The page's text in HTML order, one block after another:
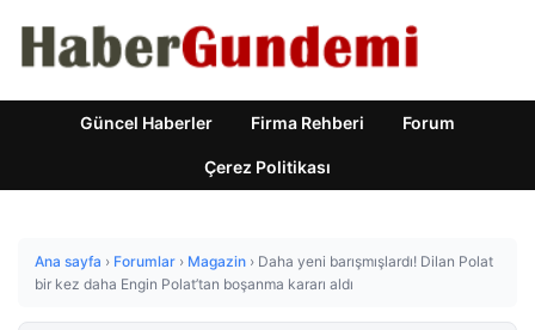
Güncel Haberler Firma Rehberi Forum
Çerez Politikası
Ana sayfa › Forumlar › Magazin › Daha yeni barışmışlardı! Dilan Polat
bir kez daha Engin Polat’tan boşanma kararı aldı